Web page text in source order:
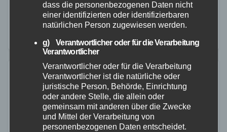
Stebach ein Verkehrsunfall im Begegnungsverkehr.
Ein PKW-Fahrer mittleren Alters geriet in einer Kurve
aufgrund alkoholbedingter Fahruntüchtigkeit und
unangepasster…
dass die personenbezogenen Daten nicht
einer identifizierten oder identifizierbaren
natürlichen Person zugewiesen werden.
g) Verantwortlicher oder für die Verarbeitung
Verantwortlicher
Verantwortlicher oder für die Verarbeitung
Verantwortlicher ist die natürliche oder
juristische Person, Behörde, Einrichtung
oder andere Stelle, die allein oder
gemeinsam mit anderen über die Zwecke
und Mittel der Verarbeitung von
personenbezogenen Daten entscheidet.